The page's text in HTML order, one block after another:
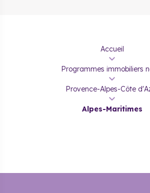
Accueil
Programmes immobiliers
Provence-Alpes-Côte
Alpes-Maritimes